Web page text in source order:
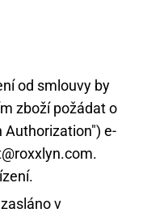
od smlouvy by
zboží požádat o
Authorization") e-
v